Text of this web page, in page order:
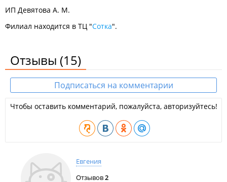
ИП Девятова А. М.
Филиал находится в ТЦ "Сотка".
Отзывы (15)
Подписаться на комментарии
Чтобы оставить комментарий, пожалуйста, авторизуйтесь!
Евгения
Отзывов2